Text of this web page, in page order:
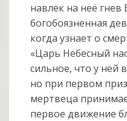
навлек на неё
богобоязненная
когда узнает о
«Царь Небесный
сильное, что у ней
но при первом
мертвеца
первое движение